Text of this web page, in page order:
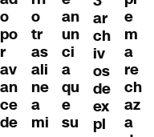
o
po
r
av
an
ce
de
o
tr
as
ali
ne
a
mi
an
un
ci
a
qu
e
su
ar
ch
iv
os
de
ex
pl
e
m
a
re
ch
az
a